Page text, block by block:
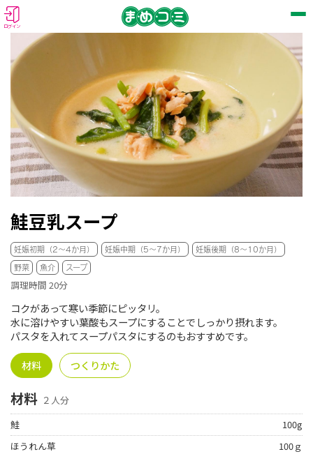
ログイン
鮭豆乳スープ
妊娠初期（2～4か月） 妊娠中期（5～7か月）
妊娠後期（8～10か月）
野菜
魚介 スープ
調理時間 20分
コクがあって寒い季節にピッタリ。
水に溶けやすい葉酸もスープにすることでしっかり摂れます。
パスタを入れてスープパスタにするのもおすすめです。
材料 つくりかた
材料 ２人分
鮭
100g
ほうれん草
100ｇ